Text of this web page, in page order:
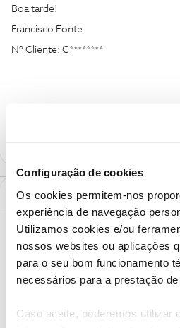
Configuração de cookies
Os cookies permitem-nos
experiência de navegação
Utilizamos cookies e/ou
nossos websites ou aplicações
para o seu bom funcionamento
necessários para a prestação de
Caso aceite, poderemos utilizar
Boa tarde!
Francisco Fonte
Nº Cliente: C********
2 Comentários
É só ligar para a faturação e o valor é